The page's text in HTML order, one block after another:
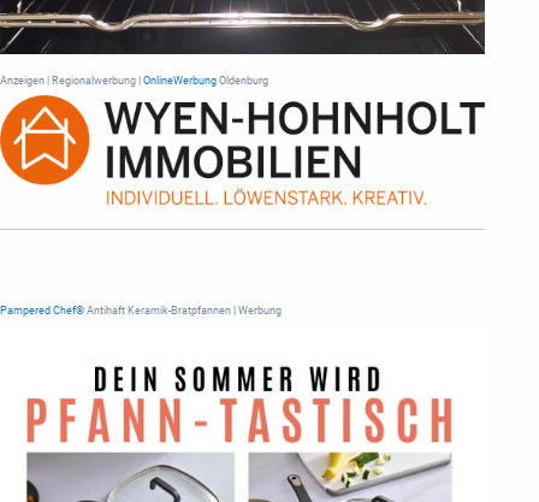
Anzeigen | Regionalwerbung | OnlineWerbung Oldenburg
Pampered Chef® Antihaft Keramik-Bratpfannen | Werbung